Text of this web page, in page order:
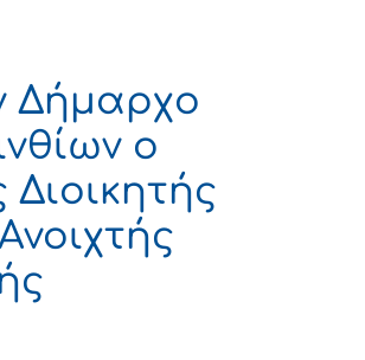
Δήμαρχο
ο
Διοικητής